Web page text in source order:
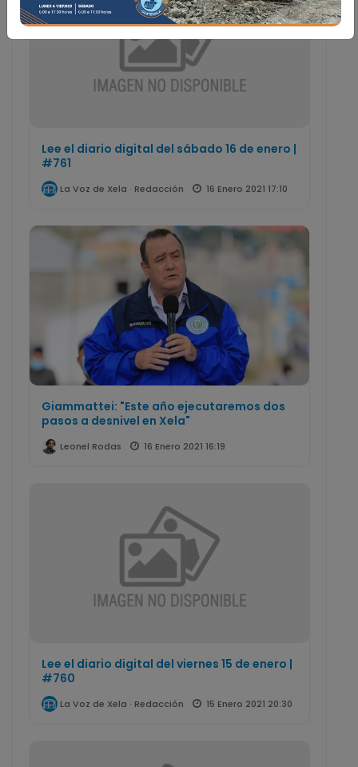
Lee el diario digital del sábado 16 de enero |
#761
La Voz de Xela · Redacción 16 Enero 2021 17:10
Giammattei: "Este año ejecutaremos dos
pasos a desnivel en Xela"
Leonel Rodas 16 Enero 2021 16:19
Lee el diario digital del viernes 15 de enero |
#760
La Voz de Xela · Redacción 15 Enero 2021 20:30